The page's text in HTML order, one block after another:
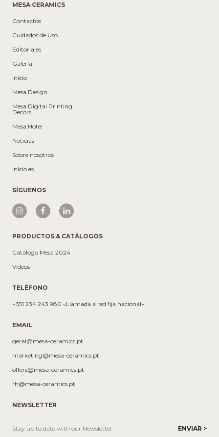
MESA CERAMICS
Contactos
Cuidados de Uso
Editoriales
Galería
Inicio
Mesa Design
Mesa Digital Printing
Decors
Mesa Hotel
Noticias
Sobre nosotros
Inicio es
SÍGUENOS
PRODUCTOS & CATÁLOGOS
Catálogo Mesa 2024
Vídeos
TELÉFONO
+351 234 243 980 «Llamada a red fija nacional»
EMAIL
geral@mesa-ceramics.pt
marketing@mesa-ceramics.pt
offers@mesa-ceramics.pt
rh@mesa-ceramics.pt
NEWSLETTER